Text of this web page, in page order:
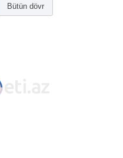
Bütün dövr